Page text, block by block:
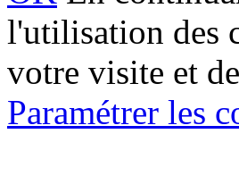
l'utilisation des
votre visite et
Paramétrer les